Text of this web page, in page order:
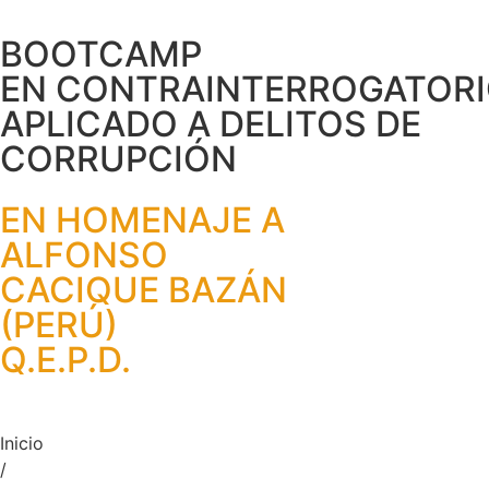
BOOTCAMP
EN
APLICADO A DELITOS DE
CORRUPCIÓN
EN HOMENAJE A
ALFONSO
CACIQUE BAZÁN
(PERÚ)
Q.E.P.D.
Inicio
/